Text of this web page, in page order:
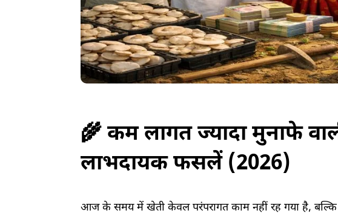
में
🌾 कम लागत ज्यादा मुनाफे
लाभदायक फसलें (2026)
आज के समय में खेती केवल परंपरागत काम नहीं रह गया है,